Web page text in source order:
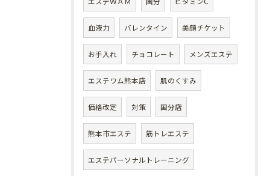
血液力 バレンタイン 美顔チケット
お手入れ チョコレート メンズエステ
エステワム熊本店 肌のくすみ
価格改定 対策 国分店
熊本市エステ 筋トレエステ
エステパーソナルトレーニング